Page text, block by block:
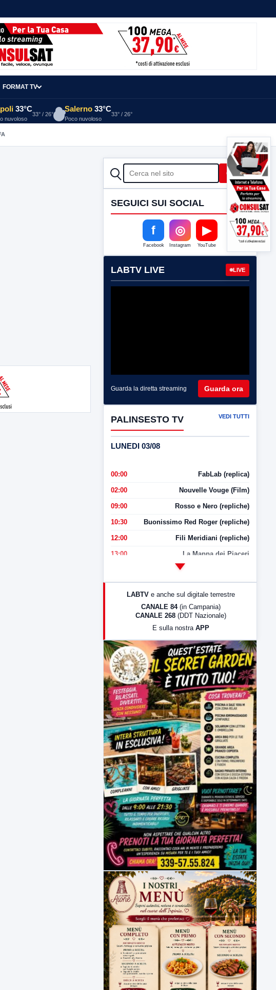
FORMAT TV
33°C
nuvoloso
33° / 26°
Salerno 33°C
Poco nuvoloso
33° / 26°
CERCA Cerca
SEGUICI SUI SOCIAL
f
Facebook
◎
Instagram
▶
YouTube
LABTV LIVE LIVE
Guarda la diretta streaming Guarda ora
PALINSESTO TV VEDI TUTTI
LUNEDI 03/08
00:00 FabLab (replica)
02:00 Nouvelle Vouge (Film)
09:00 Rosso e Nero (repliche)
10:30 Buonissimo Red Roger (repliche)
12:00 Fili Meridiani (repliche)
13:00 La Mappa dei Piaceri
LabNews (Diretta)
23:00 LabNews (replica)
LABTV e anche sul digitale terrestre
CANALE 84 (in Campania)
CANALE 268 (DDT Nazionale)
E sulla nostra APP